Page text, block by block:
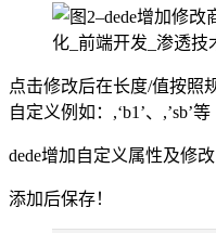
点击修改后在长度/值按照
自定义例如：,‘b1’、,’sb’等
dede增加自定义属性及修
添加后保存！